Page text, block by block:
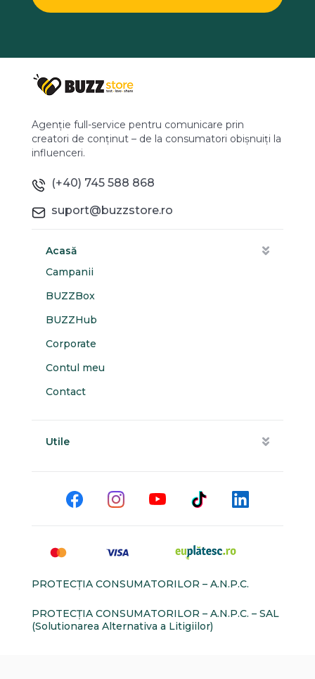
Agenție full-service pentru comunicare prin
creatori de conținut – de la consumatori obișnuiți la
influenceri.
(+40) 745 588 868
suport@buzzstore.ro
Acasă
Campanii
BUZZBox
BUZZHub
Corporate
Contul meu
Contact
Utile
PROTECŢIA CONSUMATORILOR – A.N.P.C.
PROTECŢIA CONSUMATORILOR – A.N.P.C. – SAL
(Solutionarea Alternativa a Litigiilor)